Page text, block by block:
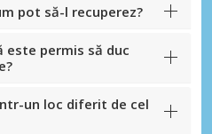
pot să-l recuperez?
este permis să duc
un loc diferit de cel